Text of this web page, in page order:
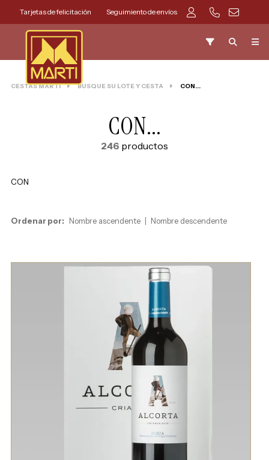
Tarjetas de felicitación Seguimiento de envíos
CESTAS MARTI BUSQUE SU LOTE Y CESTA CON...
CON...
246 productos
CON
Ordenar por: Nombre ascendente Nombre descendente